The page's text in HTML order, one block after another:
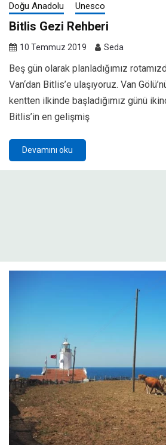
Doğu Anadolu Unesco
Bitlis Gezi Rehberi
10 Temmuz 2019 Seda
Beş gün olarak planladığımız
Van‘dan Bitlis’e ulaşıyoruz. Van
kentten ilkinde başladığımız günü
Bitlis’in en gelişmiş
Devamını oku